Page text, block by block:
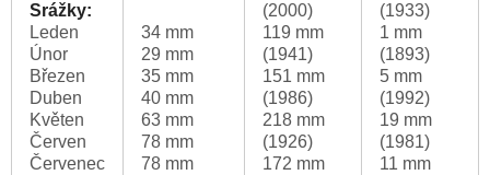
Srážky:
Leden
Únor
Březen
Duben
Květen
Červen
Červenec
34 mm
29 mm
35 mm
40 mm
63 mm
78 mm
78 mm
(2000)
119 mm
(1941)
151 mm
(1986)
218 mm
(1926)
172 mm
(1933)
1 mm
(1893)
5 mm
(1992)
19 mm
(1981)
11 mm